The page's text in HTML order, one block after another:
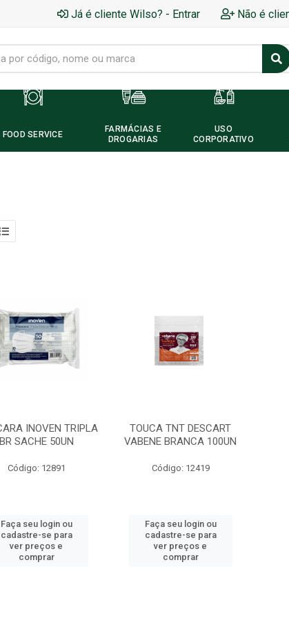
Já é cliente Wilso? - Entrar Não é
FOOD SERVICE
FARMÁCIAS E
DROGARIAS
USO
CORPORATIVO
INOVEN TRIPLA
SACHE 50UN
Código: 12891
Faça seu login ou
cadastre-se para
ver preços e
comprar
TOUCA TNT DESCART
VABENE BRANCA 100UN
Código: 12419
Faça seu login ou
cadastre-se para
ver preços e
comprar